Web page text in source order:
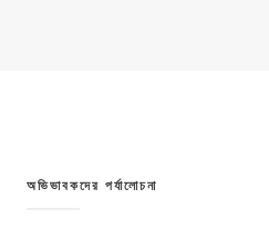
অভিভাবকদের পর্যালোচনা